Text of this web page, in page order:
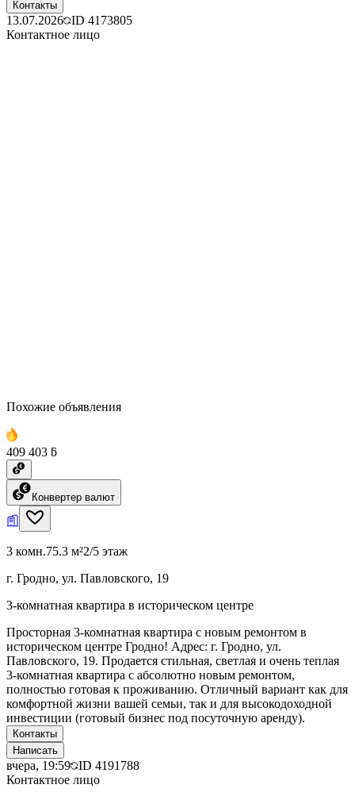
Контакты
13.07.2026 ID 4173805
Контактное лицо
Похожие объявления
409 403 ƃ
Конвертер валют
3 комн.75.3 м²2/5 этаж
г. Гродно, ул. Павловского, 19
3-комнатная квартира в историческом центре
Просторная 3-комнатная квартира с новым ремонтом в
историческом центре Гродно! Адрес: г. Гродно, ул.
Павловского, 19. Продается стильная, светлая и очень теплая
3-комнатная квартира с абсолютно новым ремонтом,
полностью готовая к проживанию. Отличный вариант как для
комфортной жизни вашей семьи, так и для высокодоходной
инвестиции (готовый бизнес под посуточную аренду).
Контакты
Написать
вчера, 19:59 ID 4191788
Контактное лицо